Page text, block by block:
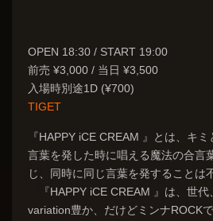
OPEN 18:30 / START 19:00
前売 ¥3,000 / 当日 ¥3,500
入場時別途1D (¥700)
TIGET
『HAPPY iCE CREAM 』とは、キ
言葉を発した時に唱える魔法の合言
じ、同時に同じ言葉を発することは
『HAPPY iCE CREAM 』は、世
variation豊か、だけどミンナROCK